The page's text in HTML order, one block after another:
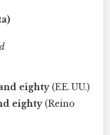
eighty(EE. UU.)
eighty(Reino